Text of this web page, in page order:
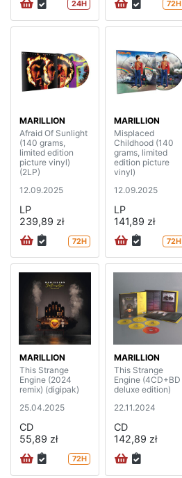
24H 72H
MARILLION
Afraid Of Sunlight
(140 grams,
limited edition
picture vinyl)
(2LP)
12.09.2025
LP
239,89 zł
72H
MARILLION
Misplaced
Childhood (140
grams, limited
edition picture
vinyl)
12.09.2025
LP
141,89 zł
72H
MARILLION
This Strange
Engine (2024
remix) (digipak)
25.04.2025
CD
55,89 zł
72H
MARILLION
This Strange
Engine (4CD+BD
deluxe edition)
22.11.2024
CD
142,89 zł